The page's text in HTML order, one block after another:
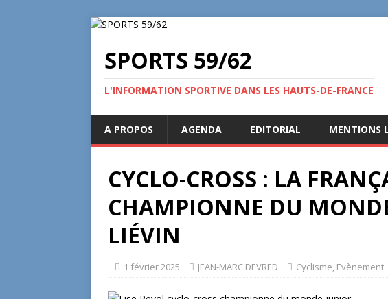
SPORTS 59/62
L'INFORMATION SPORTIVE DANS LES HAUTS-DE-FRANCE
A PROPOS AGENDA EDITORIAL MENTIONS
CYCLO-CROSS : LA
CHAMPIONNE DU
LIÉVIN
1 février 2025 JEAN-MARC DEVRED Cyclisme, Evènement